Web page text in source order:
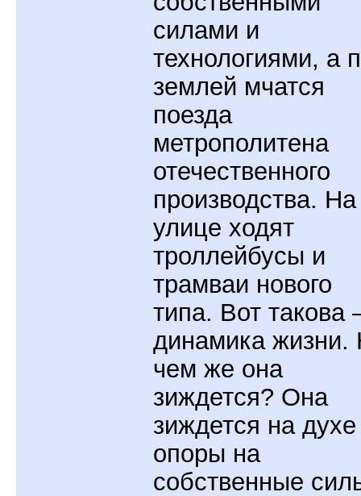
силами и
технологиями, а
землей мчатся
поезда
метрополитена
отечественного
производства. На
улице ходят
троллейбусы и
трамваи нового
типа. Вот такова
динамика жизни.
чем же она
зиждется? Она
зиждется на духе
опоры на
собственные